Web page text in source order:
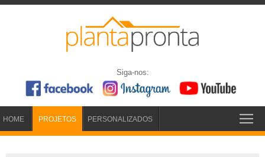
Siga-nos:
HOME PROJETOS PERSONALIZADOS